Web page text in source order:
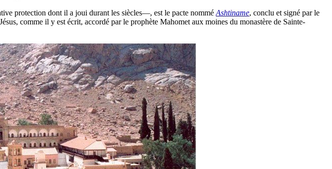
protection dont il a joui durant les siècles—, est le pacte nommé Ashtiname, conclu et signé par le
comme il y est écrit, accordé par le prophète Mahomet aux moines du monastère de Sainte-